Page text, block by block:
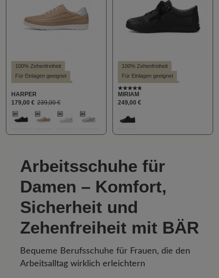
100% Zehenfreiheit
Für Einlagen geeignet
Stil - Casual
HARPER
179,00 € 239,00 €
Farbe auswählen
100 211 391 713
100% Zehenfreiheit
Für Einlagen geeignet
Hallux valgus geeignet
Leichter Einstieg
Durchschnittliche
MIRIAM
249,00 €
Farbe
159
Arbeitsschuhe für
Damen – Komfort,
Sicherheit und
Zehenfreiheit mit BÄR
Bequeme Berufsschuhe für Frauen, die den
Arbeitsalltag wirklich erleichtern